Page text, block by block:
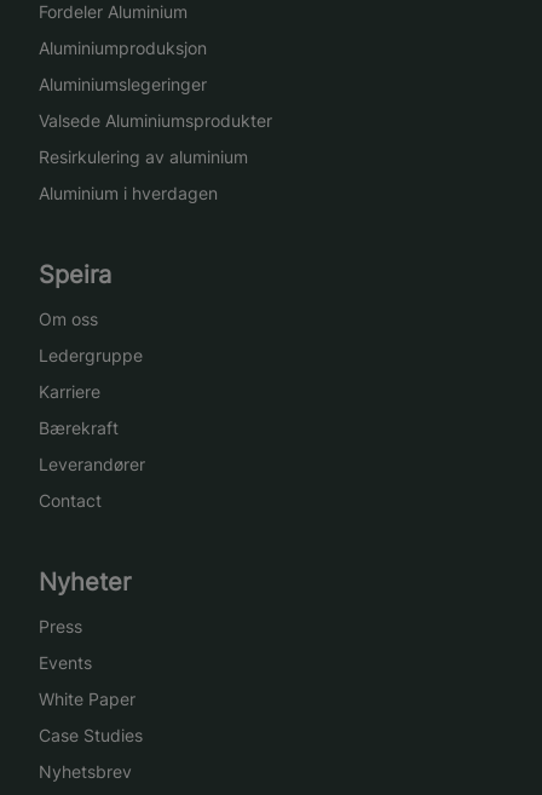
Fordeler Aluminium
Aluminiumproduksjon
Aluminiumslegeringer
Valsede Aluminiumsprodukter
Resirkulering av aluminium
Aluminium i hverdagen
Speira
Om oss
Ledergruppe
Karriere
Bærekraft
Leverandører
Contact
Nyheter
Press
Events
White Paper
Case Studies
Nyhetsbrev